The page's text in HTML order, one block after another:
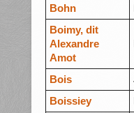
Bohn
Boimy, dit
Alexandre
Amot
Bois
Boissiey